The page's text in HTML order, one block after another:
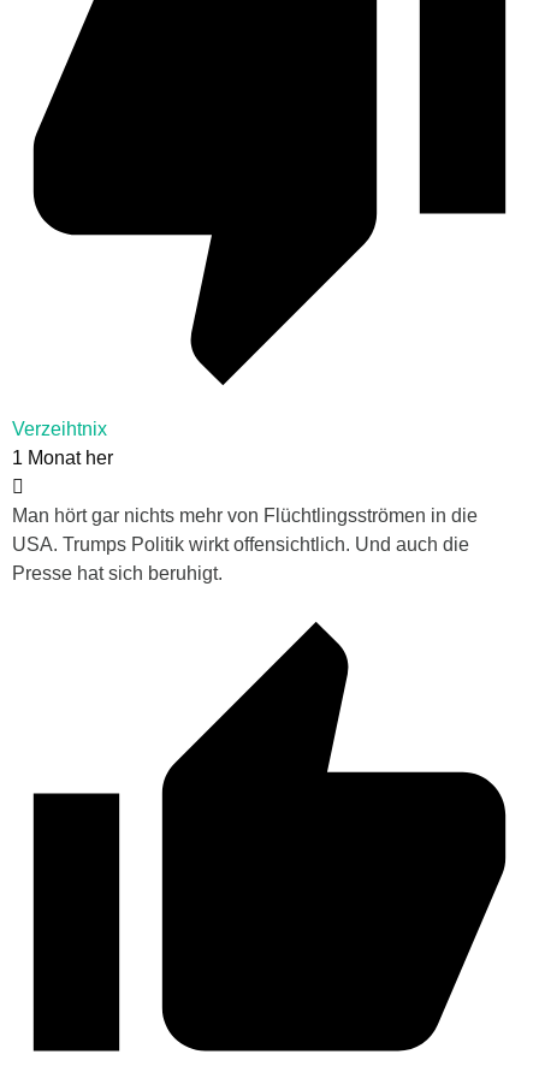
Verzeihtnix
1 Monat her
Man hört gar nichts mehr von Flüchtlingsströmen in die
USA. Trumps Politik wirkt offensichtlich. Und auch die
Presse hat sich beruhigt.